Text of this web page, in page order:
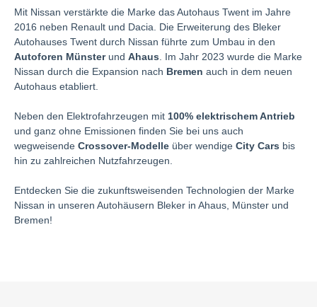
Mit Nissan verstärkte die Marke das Autohaus Twent im Jahre
2016 neben Renault und Dacia. Die Erweiterung des Bleker
Autohauses Twent durch Nissan führte zum Umbau in den
Autoforen Münsterund Ahaus
Im Jahr 2023 wurde die Marke
Nissan durch die Expansion nach Bremen auch in dem neuen
Autohaus etabliert.
Neben den Elektrofahrzeugen mit 100% elektrischem Antrieb
und ganz ohne Emissionen finden Sie bei uns auch
wegweisende Crossover-Modelle über wendige City Cars bis
hin zu zahlreichen Nutzfahrzeugen.
Entdecken Sie die zukunftsweisenden Technologien der Marke
Nissan in unseren Autohäusern Bleker in Ahaus, Münster und
Bremen!